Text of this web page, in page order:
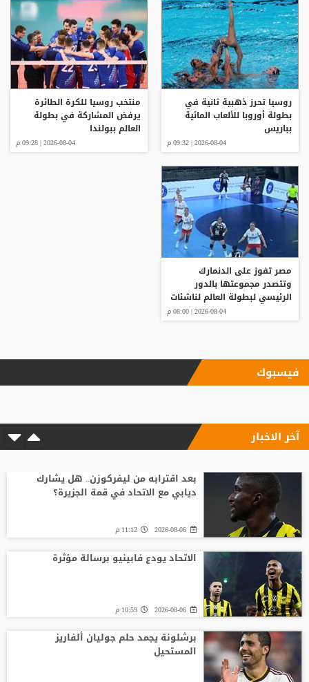
روسيا تحرز ذهبية ثانية في
بطولة أوروبا للألعاب المائية
بباريس
2026-08-04 | 09:32 م
منتخب روسيا للكرة الطائرة
يرفض المشاركة في بطولة
العالم ببولندا
2026-08-04 | 09:28 م
مصر تفوز على الدنمارك
وتتصدر مجموعتها بالدور
الرئيسي لبطولة العالم لناشئات
2026-08-04 | 08:00 م
فيسبوك
آخر الاخبار
بعد اقترابه من ليفركوزن.. هل يشارك
ديابي مع الاتحاد في قمة الجزيرة؟
2026-08-06 11:12 م
الاتحاد يودع فابينيو برسالة مؤثرة
2026-08-06 10:59 م
برشلونة يجمد حلم جوليان ألفاريز
المستحيل